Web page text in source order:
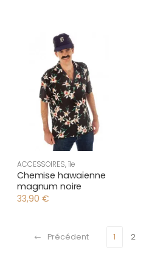
ACCESSOIRES,île
Chemise hawaïenne
magnum noire
33,90 €
Précédent 1 2